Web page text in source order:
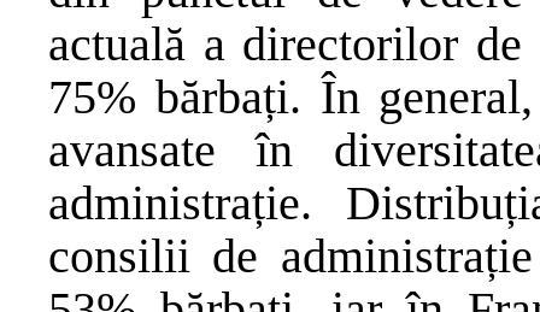
actuală a directorilor
75% bărbați. În
avansate în
administrație.
consilii de